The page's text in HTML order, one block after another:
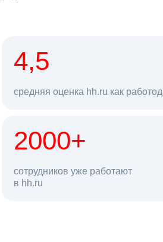
4,5
средняя оценка hh.ru как
2000+
сотрудников уже работают
в hh.ru
68 млн